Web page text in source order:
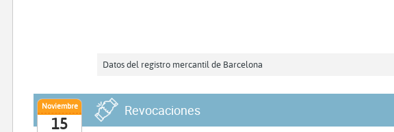
Datos del registro mercantil de Barcelona
Noviembre
15
Revocaciones